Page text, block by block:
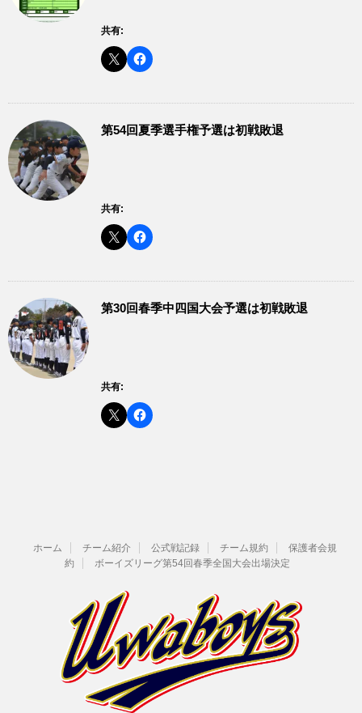
共有:
第54回夏季選手権予選は初戦敗退
共有:
第30回春季中四国大会予選は初戦敗退
共有:
ホーム チーム紹介 公式戦記録 チーム規約
保護者会規
約
ボーイズリーグ第54回春季全国大会出場決定